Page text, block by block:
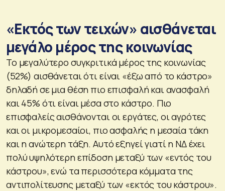
«Εκτός των τειχών» αισθάνεται
μεγάλο μέρος της κοινωνίας
Το μεγαλύτερο συγκριτικά μέρος της κοινωνίας
(52%) αισθάνεται ότι είναι «έξω από το κάστρο»
δηλαδή σε μια θέση πιο επισφαλή και ανασφαλή
και 45% ότι είναι μέσα στο κάστρο. Πιο
επισφαλείς αισθάνονται οι εργάτες, οι αγρότες
και οι μικρομεσαίοι, πιο ασφαλής η μεσαία τάκη
και η ανώτερη τάξη. Αυτό εξηγεί γιατί η ΝΔ έχει
πολύ υψηλότερη επίδοση μεταξύ των «εντός του
κάστρου», ενώ τα περισσότερα κόμματα της
αντιπολίτευσης μεταξύ των «εκτός του κάστρου».